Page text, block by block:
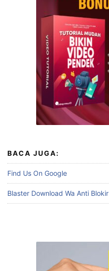
BACA JUGA:
Find Us On Google
Blaster Download Wa Anti Blokir